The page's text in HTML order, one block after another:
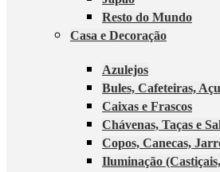
Resto do Mundo
Casa e Decoração
Azulejos
Bules, Cafeteiras,
Caixas e Frascos
Chávenas, Taças e
Copos, Canecas,
Iluminação